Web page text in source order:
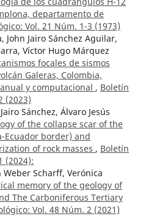
departamento de
Vol. 21 Núm. 1-3 (1973)
John Jairo Sánchez Aguilar,
Víctor Hugo Márquez
focales de sismos
Galeras, Colombia,
y computacional , Boletín
(2023)
Sánchez, Álvaro Jesús
of the collapse scar of the
Ecuador border) and
of rock masses , Boletín
(2024):
Scharff, Verónica
memory of the geology of
The Carboniferous Tertiary
Vol. 48 Núm. 2 (2021)